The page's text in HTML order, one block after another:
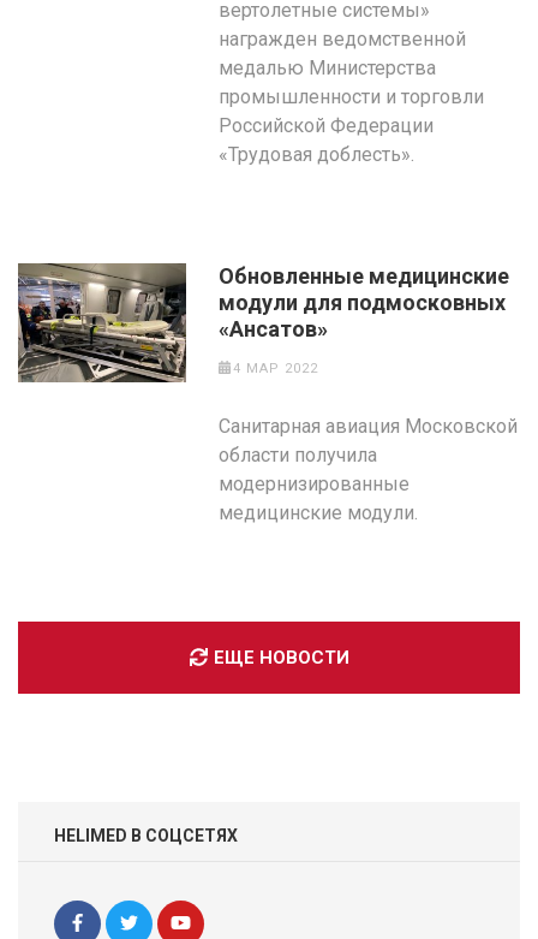
вертолетные системы»
награжден ведомственной
медалью Министерства
промышленности и торговли
Российской Федерации
«Трудовая доблесть».
Обновленные медицинские
модули для подмосковных
«Ансатов»
4 МАР 2022
Санитарная авиация Московской
области получила
модернизированные
медицинские модули.
ЕЩЕ НОВОСТИ
HELIMED В СОЦСЕТЯХ